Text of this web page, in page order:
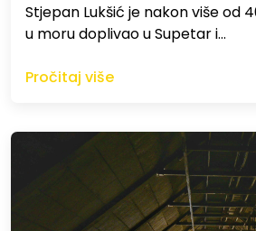
St​jepan Lukšić je nakon više od
u moru doplivao u Supetar i…
Pročitaj više